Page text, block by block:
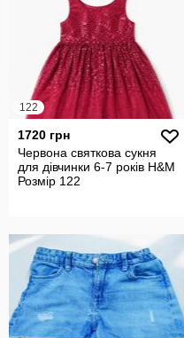
122
1720 грн
Червона святкова сукня
для дівчинки 6-7 років H&M
Розмір 122